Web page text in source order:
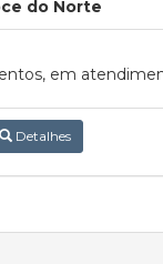
do Norte
em
Detalhes